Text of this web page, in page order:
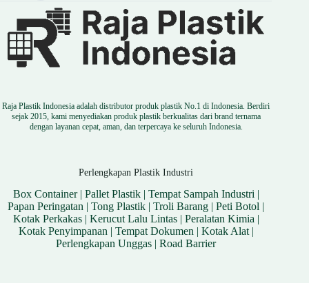
Raja Plastik Indonesia adalah distributor produk plastik No.1 di Indonesia. Berdiri
sejak 2015, kami menyediakan produk plastik berkualitas dari brand ternama
dengan layanan cepat, aman, dan terpercaya ke seluruh Indonesia.
Perlengkapan Plastik Industri
Box Container| Pallet Plastik| Tempat Sampah Industri |
Papan Peringatan |Tong Plastik |Troli Barang |Peti Botol |
Kotak Perkakas| Kerucut Lalu Lintas| Peralatan Kimia |
Kotak Penyimpanan | Tempat Dokumen | Kotak Alat|
Perlengkapan Unggas |Road Barrier